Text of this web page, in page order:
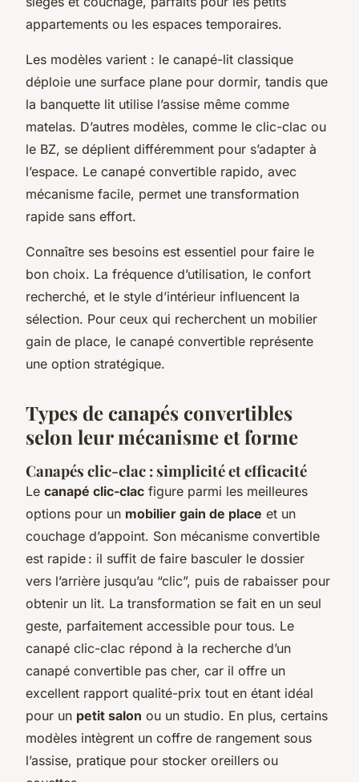
appartements ou les espaces temporaires.
Les modèles varient : le canapé-lit classique
déploie une surface plane pour dormir, tandis que
la banquette lit utilise l’assise même comme
matelas. D’autres modèles, comme le clic-clac ou
le BZ, se déplient différemment pour s’adapter à
l’espace. Le canapé convertible rapido, avec
mécanisme facile, permet une transformation
rapide sans effort.
Connaître ses besoins est essentiel pour faire le
bon choix. La fréquence d’utilisation, le confort
recherché, et le style d’intérieur influencent la
sélection. Pour ceux qui recherchent un mobilier
gain de place, le canapé convertible représente
une option stratégique.
Types de canapés convertibles
selon leur mécanisme et forme
Canapés clic-clac : simplicité et efficacité
Le canapé clic-clac figure parmi les meilleures
options pour un mobilier gain de place et un
couchage d’appoint. Son mécanisme convertible
est rapide : il suffit de faire basculer le dossier
vers l’arrière jusqu’au “clic”, puis de rabaisser pour
obtenir un lit. La transformation se fait en un seul
geste, parfaitement accessible pour tous. Le
canapé clic-clac répond à la recherche d’un
canapé convertible pas cher, car il offre un
excellent rapport qualité-prix tout en étant idéal
pour un petit salon ou un studio. En plus, certains
modèles intègrent un coffre de rangement sous
l’assise, pratique pour stocker oreillers ou